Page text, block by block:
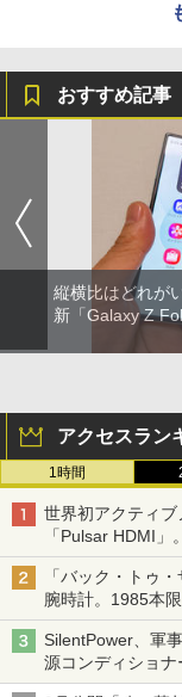
おすすめ記事
縦横比はどれが
新「Galaxy Z
アクセスラン
1時間
世界初アクティ
「Pulsar HDMI」
「バック・トゥ
腕時計。1985本
SilentPower、軍
源コンディショナ